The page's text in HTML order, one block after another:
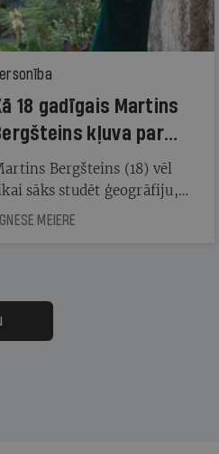
18 gadīgais Martins
kļuva par
ziņu seju?
Bergšteins (18) vēl
sāks studēt ģeogrāfiju,
viņa sacītajam jau uzticas
darba, mammas
un drosme turpināt
arī tad, kad
MEIERE